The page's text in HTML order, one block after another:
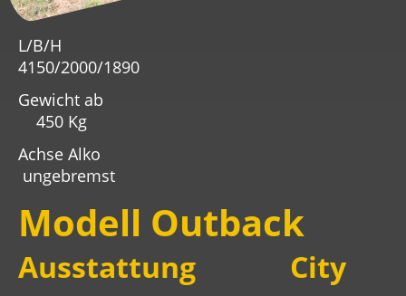
L/B/H
4150/2000/1890
Gewicht ab
450 Kg
Achse Alko
ungebremst
Modell Outback
Ausstattung City